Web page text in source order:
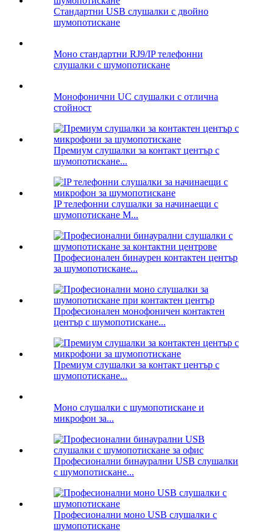
Стандартни USB слушалки с двойно
шумопотискане
Моно стандартни RJ9/IP телефонни
слушалки с шумопотискане
Монофонични UC слушалки с отлична
стойност
Премиум слушалки за контакт център с
шумопотискане...
IP телефонни слушалки за начинаещи с
шумопотискане M...
Професионален бинаурен контактен център
за шумопотискане...
Професионален монофоничен контактен
център с шумопотискане...
Премиум слушалки за контакт център с
шумопотискане...
Моно слушалки с шумопотискане и
микрофон за...
Професионални бинаурални USB слушалки
с шумопотискане...
Професионални моно USB слушалки с
шумопотискане